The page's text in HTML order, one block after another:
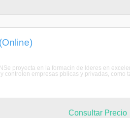
proyecta en la formacin de lderes en
controlen empresas pblicas y privadas, como
Consultar Precio